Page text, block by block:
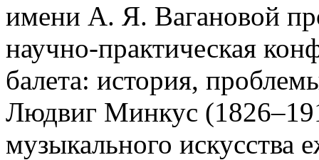
имени А. Я. Вагановой
научно-практическая
балета: история,
Людвиг Минкус
музыкального искусства